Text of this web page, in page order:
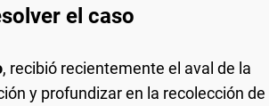
el caso
, recibió recientemente el aval de la
y profundizar en la recolección de